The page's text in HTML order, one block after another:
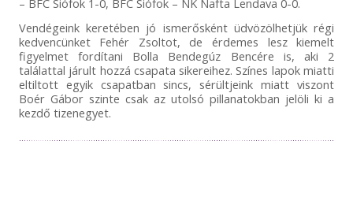
Vendégeink keretében jó ismerősként üdvözölhetjük régi
kedvencünket Fehér Zsoltot, de érdemes lesz kiemelt
figyelmet fordítani Bolla Bendegúz Bencére is, aki 2
találattal járult hozzá csapata sikereihez. Színes lapok miatti
eltiltott egyik csapatban sincs, sérültjeink miatt viszont
Boér Gábor szinte csak az utolsó pillanatokban jelöli ki a
kezdő tizenegyet.